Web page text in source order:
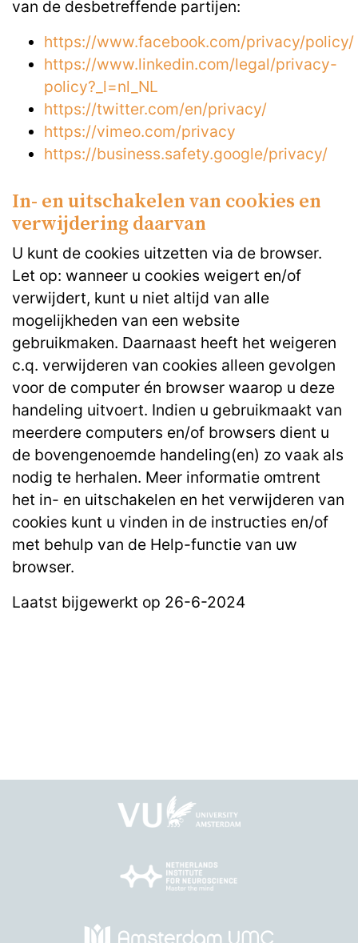
van de desbetreffende partijen:
https://www.facebook.com/privacy/policy/
https://www.linkedin.com/legal/privacy-
policy?_l=nl_NL
https://twitter.com/en/privacy/
https://vimeo.com/privacy
https://business.safety.google/privacy/
In- en uitschakelen van cookies en
verwijdering daarvan
U kunt de cookies uitzetten via de browser.
Let op: wanneer u cookies weigert en/of
verwijdert, kunt u niet altijd van alle
mogelijkheden van een website
gebruikmaken. Daarnaast heeft het weigeren
c.q. verwijderen van cookies alleen gevolgen
voor de computer én browser waarop u deze
handeling uitvoert. Indien u gebruikmaakt van
meerdere computers en/of browsers dient u
de bovengenoemde handeling(en) zo vaak als
nodig te herhalen. Meer informatie omtrent
het in- en uitschakelen en het verwijderen van
cookies kunt u vinden in de instructies en/of
met behulp van de Help-functie van uw
browser.
Laatst bijgewerkt op 26-6-2024